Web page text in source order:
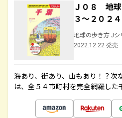
Ｊ０８ 地
３～２０２４
地球の歩き方 Jシ
2022.12.22 発売
海あり、街あり、山もあり！？次
は、全５４市町村を完全網羅し